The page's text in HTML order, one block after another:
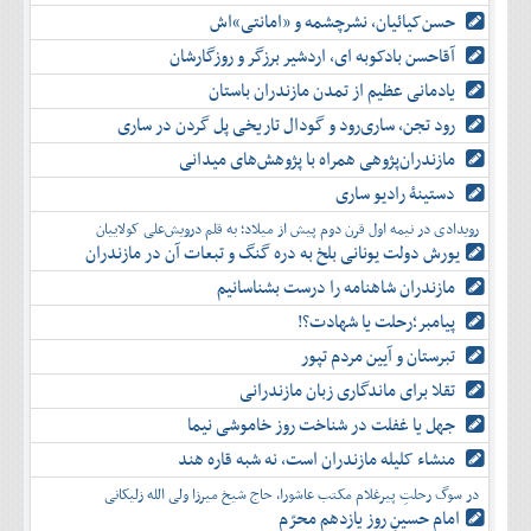
حسن‌کیائیان، نشرچشمه و «امانتی»اش
آقاحسن بادکوبه ای، اردشیر برزگر و روزگارشان
یادمانی عظیم از تمدن مازندران باستان
رود تجن، ساری‌رود و گودال تاریخی پل گردن در ساری
مازندران‌پژوهی همراه با پژوهش‌های میدانی
دستینۀ رادیو ساری
رویدادی در نیمه اول قرن دوم پیش از میلاد؛ به قلم درویش‌علی کولاییان
یورش دولت یونانی بلخ به دره گنگ و تبعات آن در مازندران
مازندران شاهنامه را درست بشناسانیم
پیامبر؛رحلت یا شهادت؟!
تبرستان و آیین مردم تپور
تقلا برای ماندگاری زبان مازندرانی
جهل یا غفلت در شناخت روز خاموشی نیما
منشاء کلیله مازندران است، نه شبه قاره هند
در سوگ رحلتِ پیرغلام مکتب عاشورا، حاج شیخ میرزا ولی الله زلیکانی
امام حسینِ روز یازدهم محرّم